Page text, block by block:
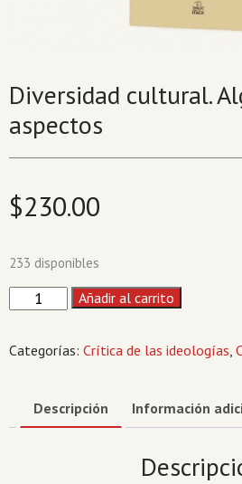
Diversidad cultural.
aspectos
$230.00
233 disponibles
Diversidad
aspectos
Añadir al carrito
Categorías: Crítica de las ideologías,
Descripción Información